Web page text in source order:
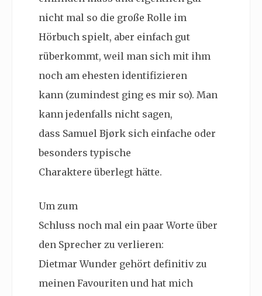
nicht mal so die große Rolle im
Hörbuch spielt, aber einfach gut
rüberkommt, weil man sich mit ihm
noch am ehesten identifizieren
kann (zumindest ging es mir so). Man
kann jedenfalls nicht sagen,
dass Samuel Bjørk sich einfache oder
besonders typische
Charaktere überlegt hätte.
Um zum
Schluss noch mal ein paar Worte über
den Sprecher zu verlieren:
Dietmar Wunder gehört definitiv zu
meinen Favouriten und hat mich